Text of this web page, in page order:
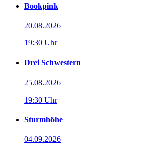
Bookpink
20.08.2026
19:30 Uhr
Drei Schwestern
25.08.2026
19:30 Uhr
Sturmhöhe
04.09.2026